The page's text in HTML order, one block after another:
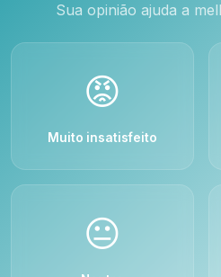
Sua opinião ajuda a
😡
Muito insatisfeito
😐